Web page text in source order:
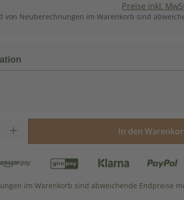
Preise inkl.
von Neuberechnungen im Warenkorb sind
den gewünschten Wert ein
In den
im Warenkorb sind abweichende Endpreise